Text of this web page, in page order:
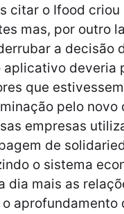
citar o Ifood
mas, por outro
a decisão
aplicativo deveria
que
pelo novo
empresas
de
o sistema
dia mais as
aprofundamento